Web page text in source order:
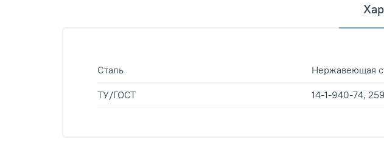
Сталь Нержавеющая
ТУ/ГОСТ 14-1-940-74,